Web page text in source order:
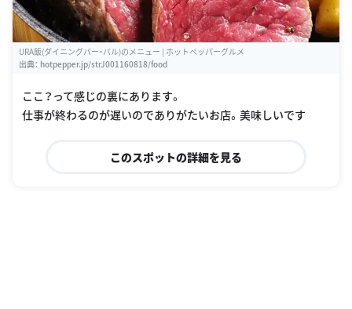
URA飯(ダイニングバー・バル)のメニュー | ホットペッパーグルメ
出典： hotpepper.jp/strJ001160818/food
ここ？って感じの裏にあります。
仕事が終わるのが遅いのでありがたいお店。美味しいです
このスポットの詳細を見る